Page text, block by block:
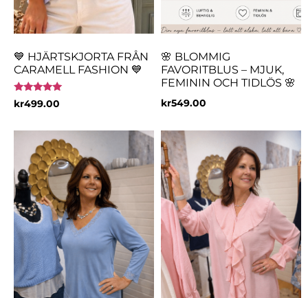
💙 HJÄRTSKJORTA FRÅN
CARAMELL FASHION 💙
Betygsatt
5.00
kr499.00
🌸 BLOMMIG
FAVORITBLUS – MJUK,
FEMININ OCH TIDLÖS 🌸
kr549.00